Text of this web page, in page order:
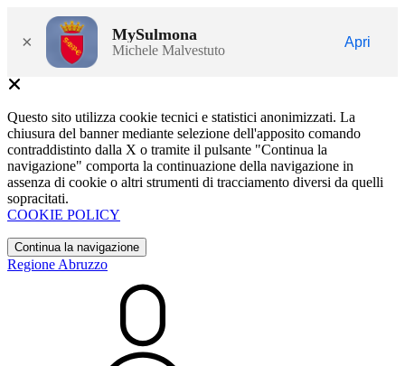
× MySulmona
Michele Malvestuto
Apri
Questo sito utilizza cookie tecnici e statistici anonimizzati. La
chiusura del banner mediante selezione dell'apposito comando
contraddistinto dalla X o tramite il pulsante "Continua la
navigazione" comporta la continuazione della navigazione in
assenza di cookie o altri strumenti di tracciamento diversi da quelli
sopracitati.
COOKIE POLICY
Continua la navigazione
Regione Abruzzo